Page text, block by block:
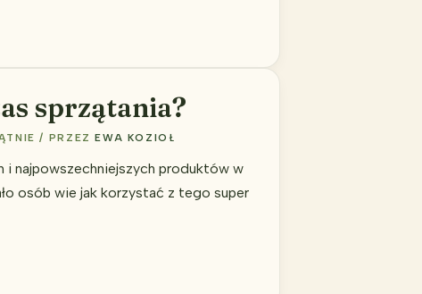
sprzątania?
/ PRZEZEWA KOZIOŁ
i najpowszechniejszych produktów w
osób wie jak korzystać z tego super